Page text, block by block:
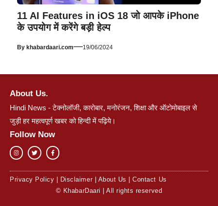
11 AI Features in iOS 18 जो आपके iPhone
के उपयोग में करेंगे बड़ी हेल्प
By khabardaari.com—19/06/2024
About Us.
Hindi News - टेक्नोलॉजी, कारोबार, मनोरंजन, शिक्षा और ऑटोमोबाइल से
जुड़ी हर महत्वपूर्ण खबर को हिन्दी में पढ़िये।
Follow Now
© KhabarDaari | All rights reserved
Privacy Policy Disclaimer| About Us |Contact Us